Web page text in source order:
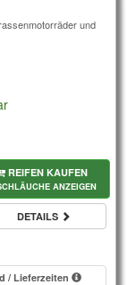
und
REIFEN KAUFEN
ANZEIGEN
DETAILS
/ Lieferzeiten